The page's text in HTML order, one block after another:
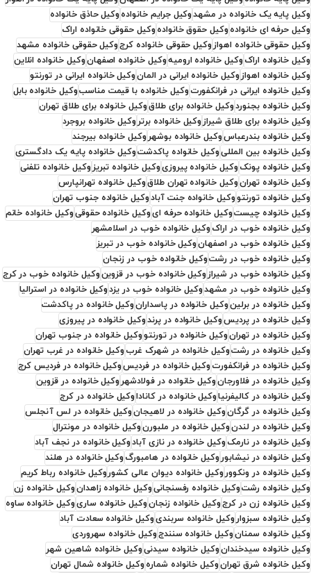
وکیل پایه یک خانواده در مشهدوکیل جرایم خانوادهوکیل حاذق خانواده
وکیل حرفه ای خانوادهوکیل حقوق خانوادهوکیل حقوقی خانواده اراک
وکیل حقوقی خانواده اهوازوکیل حقوقی خانواده کرجوکیل حقوقی خانواده مشهد
وکیل خانواده اراکوکیل خانواده ارومیهوکیل خانواده اصفهانوکیل خانواده انلاین
وکیل خانواده اهوازوکیل خانواده ایرانی در المانوکیل خانواده ایرانی در تورنتو
وکیل خانواده ایرانی در فرانکفورتوکیل خانواده با قیمت مناسبوکیل خانواده بابل
وکیل خانواده بجنوردوکیل خانواده برای طلاقوکیل خانواده برای طلاق تهران
وکیل خانواده برای طلاق شیرازوکیل خانواده برتروکیل خانواده بروجرد
وکیل خانواده بندرعباسوکیل خانواده بوشهروکیل خانواده بیرجند
وکیل خانواده بین المللیوکیل خانواده پاکدشتوکیل خانواده پایه یک دادگستری
وکیل خانواده پونکوکیل خانواده پیروزیوکیل خانواده تبریزوکیل خانواده تلفنی
وکیل خانواده تهرانوکیل خانواده تهران طلاقوکیل خانواده تهرانپارس
وکیل خانواده تورنتووکیل خانواده جنت آبادوکیل خانواده جنوب تهران
وکیل خانواده چیستوکیل خانواده حرفه ایوکیل خانواده حقوقیوکیل خانواده خانم
وکیل خانواده خوب در اراکوکیل خانواده خوب در اسلامشهر
وکیل خانواده خوب در اصفهانوکیل خانواده خوب در تبریز
وکیل خانواده خوب در رشتوکیل خانواده خوب در زنجان
وکیل خانواده خوب در شیرازوکیل خانواده خوب در قزوینوکیل خانواده خوب در کرج
وکیل خانواده خوب در مشهدوکیل خانواده خوب در یزدوکیل خانواده در استرالیا
وکیل خانواده در برلینوکیل خانواده در پاسدارانوکیل خانواده در پاکدشت
وکیل خانواده در پردیسوکیل خانواده در پرندوکیل خانواده در پیروزی
وکیل خانواده در تهرانوکیل خانواده در تورنتووکیل خانواده در جنوب تهران
وکیل خانواده در رشتوکیل خانواده در شهرک غربوکیل خانواده در غرب تهران
وکیل خانواده در فرانکفورتوکیل خانواده در فردیسوکیل خانواده در فردیس کرج
وکیل خانواده در فلاورجانوکیل خانواده در فولادشهروکیل خانواده در قزوین
وکیل خانواده در کالیفرنیاوکیل خانواده در کاناداوکیل خانواده در کرج
وکیل خانواده در گرگانوکیل خانواده در لاهیجانوکیل خانواده در لس آنجلس
وکیل خانواده در لندنوکیل خانواده در ملبورنوکیل خانواده در مونترال
وکیل خانواده در نارمکوکیل خانواده در نازی آبادوکیل خانواده در نجف آباد
وکیل خانواده در نیشابوروکیل خانواده در هامبورگوکیل خانواده در هلند
وکیل خانواده در ونکووروکیل خانواده دیوان عالی کشوروکیل خانواده رباط کریم
وکیل خانواده رشتوکیل خانواده رفسنجانیوکیل خانواده زاهدانوکیل خانواده زن
وکیل خانواده زن در کرجوکیل خانواده زنجانوکیل خانواده ساریوکیل خانواده ساوه
وکیل خانواده سبزواروکیل خانواده سربندیوکیل خانواده سعادت آباد
وکیل خانواده سمنانوکیل خانواده سنندجوکیل خانواده سهروردی
وکیل خانواده سیدخندانوکیل خانواده سیدنیوکیل خانواده شاهین شهر
وکیل خانواده شرق تهرانوکیل خانواده شمارهوکیل خانواده شمال تهران